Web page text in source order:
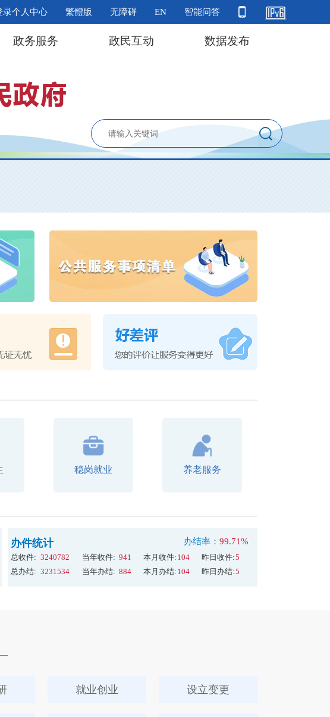
录个人中心 繁體版 无障碍 EN 智能问答
政务服务 政民互动 数据发布
稳岗就业 养老服务
办件统计 办结率： 99.71%
总收件: 3240782 当年收件: 941 本月收件: 104 昨日收件:5
总办结: 3231534 当年办结: 884 本月办结: 104 昨日办结:5
就业创业 设立变更